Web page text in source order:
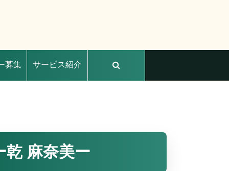
募集 サービス紹介
乾 麻奈美ー